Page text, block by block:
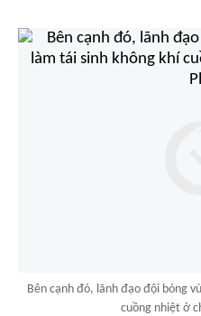
Bên cạnh đó, lãnh đạo đội bóng
cuồng nhiệt ở